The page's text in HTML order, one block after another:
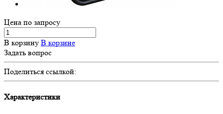
Цена по запросу
В корзину В корзине
Задать вопрос
Поделиться ссылкой:
Характеристики